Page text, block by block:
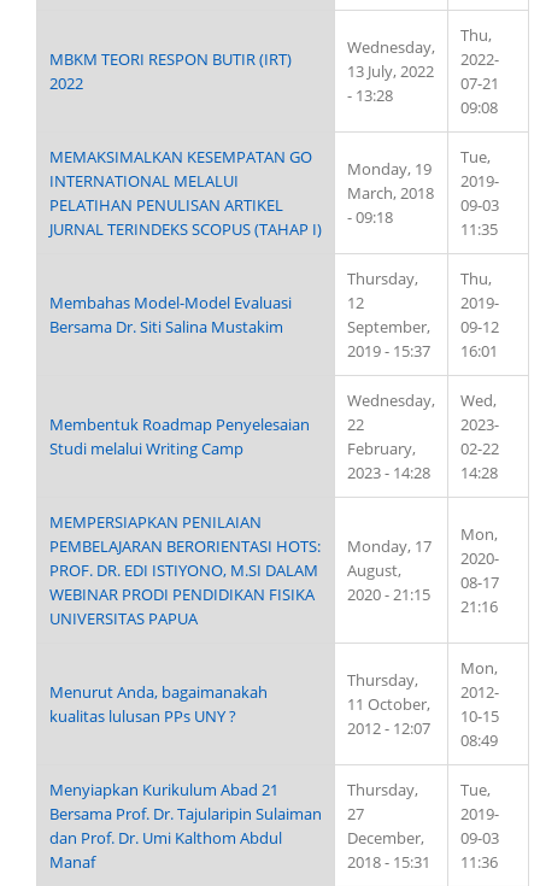
MBKM TEORI RESPON BUTIR (IRT)
2022
Wednesday,
13 July, 2022
- 13:28
Thu,
2022-
07-21
09:08
MEMAKSIMALKAN KESEMPATAN GO
INTERNATIONAL MELALUI
PELATIHAN PENULISAN ARTIKEL
JURNAL TERINDEKS SCOPUS (TAHAP I)
Monday, 19
March, 2018
- 09:18
Tue,
2019-
09-03
11:35
Membahas Model-Model Evaluasi
Bersama Dr. Siti Salina Mustakim
Thursday,
12
September,
2019 - 15:37
Thu,
2019-
09-12
16:01
Membentuk Roadmap Penyelesaian
Studi melalui Writing Camp
Wednesday,
22
February,
2023 - 14:28
Wed,
2023-
02-22
14:28
MEMPERSIAPKAN PENILAIAN
PEMBELAJARAN BERORIENTASI HOTS:
PROF. DR. EDI ISTIYONO, M.SI DALAM
WEBINAR PRODI PENDIDIKAN FISIKA
UNIVERSITAS PAPUA
Monday, 17
August,
2020 - 21:15
Mon,
2020-
08-17
21:16
Menurut Anda, bagaimanakah
kualitas lulusan PPs UNY ?
Thursday,
11 October,
2012 - 12:07
Mon,
2012-
10-15
08:49
Menyiapkan Kurikulum Abad 21
Bersama Prof. Dr. Tajularipin Sulaiman
dan Prof. Dr. Umi Kalthom Abdul
Manaf
Thursday,
27
December,
2018 - 15:31
Tue,
2019-
09-03
11:36